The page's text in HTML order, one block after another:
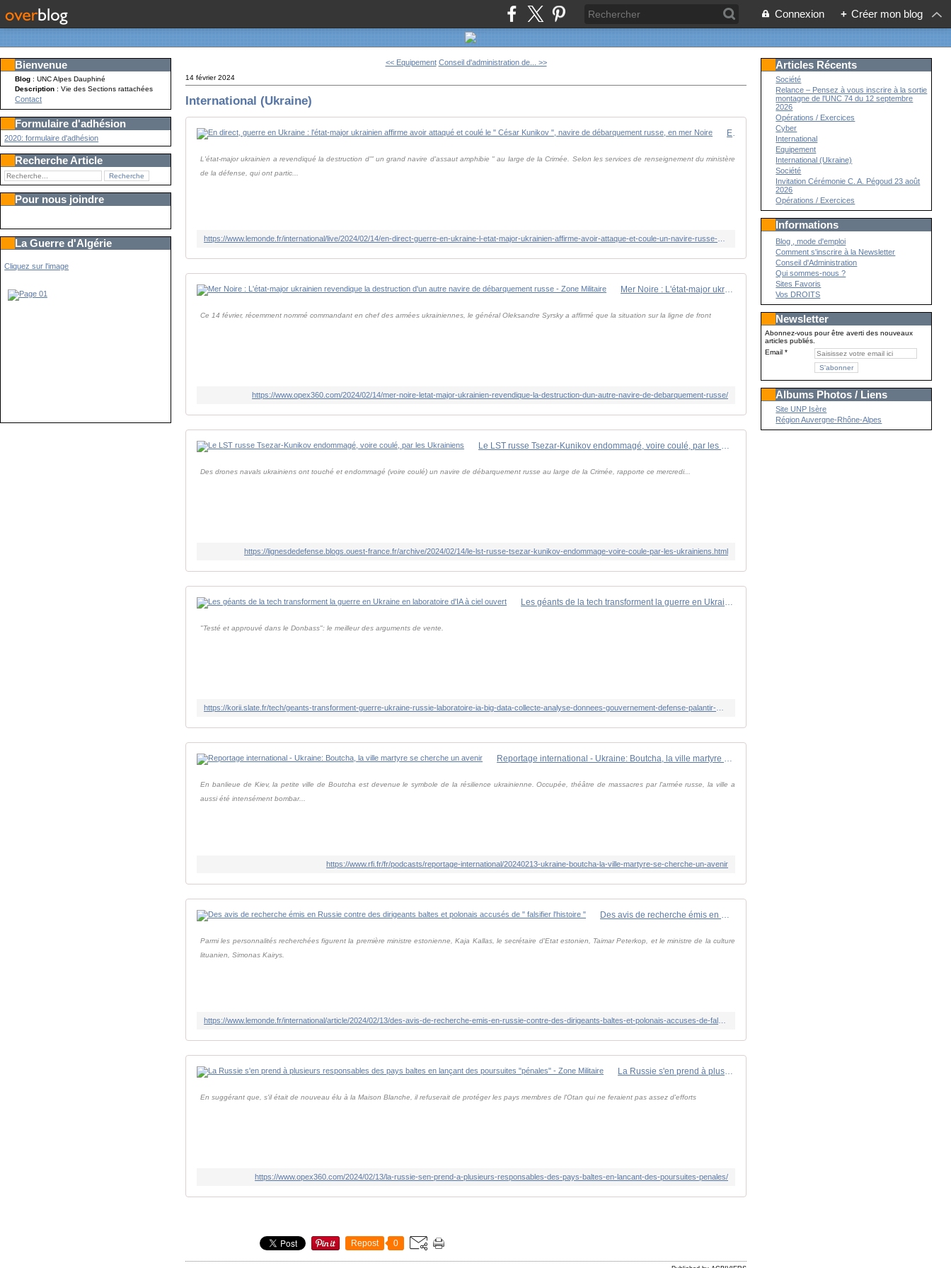
Connexion + Créer mon blog
Bienvenue
Blog : UNC Alpes Dauphiné
Description: Vie des Sections rattachées
Contact
Formulaire d'adhésion
2020: formulaire d'adhésion
Recherche Article
Pour nous joindre
La Guerre d'Algérie
Cliquez sur l'image
<< Equipement Conseil d'administration de... >>
14 février 2024
International (Ukraine)
En direct, guerre en Ukraine : l'état-major ukrainien affirme avoir attaqué et coulé le " César Kunikov ", navire de débarquement russe, en mer Noire
L'état-major ukrainien a revendiqué la destruction d'" un grand navire d'assaut amphibie " au large de la Crimée. Selon les services de renseignement du ministère
de la défense, qui ont partic...
Mer Noire : L'état-major ukrainien revendique la destruction d'un autre navire de débarquement russe - Zone Militaire
Ce 14 février, récemment nommé commandant en chef des armées ukrainiennes, le général Oleksandre Syrsky a affirmé que la situation sur la ligne de front
https://www.opex360.com/2024/02/14/mer-noire-letat-major-ukrainien-revendique-la-destruction-dun-autre-navire-de-debarquement-russe/
Le LST russe Tsezar-Kunikov endommagé, voire coulé, par les Ukrainiens
Des drones navals ukrainiens ont touché et endommagé (voire coulé) un navire de débarquement russe au large de la Crimée, rapporte ce mercredi...
https://lignesdedefense.blogs.ouest-france.fr/archive/2024/02/14/le-lst-russe-tsezar-kunikov-endommage-voire-coule-par-les-ukrainiens.html
Les géants de la tech transforment la guerre en Ukraine en laboratoire d'IA à ciel ouvert
"Testé et approuvé dans le Donbass": le meilleur des arguments de vente.
Reportage international - Ukraine: Boutcha, la ville martyre se cherche un avenir
En banlieue de Kiev, la petite ville de Boutcha est devenue le symbole de la résilience ukrainienne. Occupée, théâtre de massacres par l'armée russe, la ville a
aussi été intensément bombar...
https://www.rfi.fr/fr/podcasts/reportage-international/20240213-ukraine-boutcha-la-ville-martyre-se-cherche-un-avenir
Des avis de recherche émis en Russie contre des dirigeants baltes et polonais accusés de " falsifier l'histoire "
Parmi les personnalités recherchées figurent la première ministre estonienne, Kaja Kallas, le secrétaire d'Etat estonien, Taimar Peterkop, et le ministre de la culture
lituanien, Simonas Kairys.
La Russie s'en prend à plusieurs responsables des pays baltes en lançant des poursuites "pénales" - Zone Militaire
En suggérant que, s'il était de nouveau élu à la Maison Blanche, il refuserait de protéger les pays membres de l'Otan qui ne feraient pas assez d'efforts
https://www.opex360.com/2024/02/13/la-russie-sen-prend-a-plusieurs-responsables-des-pays-baltes-en-lancant-des-poursuites-penales/
Repost 0
Articles Récents
Société
Relance – Pensez à vous inscrire à la sortie
montagne de l'UNC 74 du 12 septembre
2026
Opérations / Exercices
Cyber
International
Equipement
International (Ukraine)
Société
Invitation Cérémonie C. A. Pégoud 23 août
2026
Opérations / Exercices
Informations
Blog , mode d'emploi
Comment s'inscrire à la Newsletter
Conseil d'Administration
Qui sommes-nous ?
Sites Favoris
Vos DROITS
Newsletter
Abonnez-vous pour être averti des nouveaux
articles publiés.
Email
Albums Photos / Liens
Site UNP Isère
Région Auvergne-Rhône-Alpes